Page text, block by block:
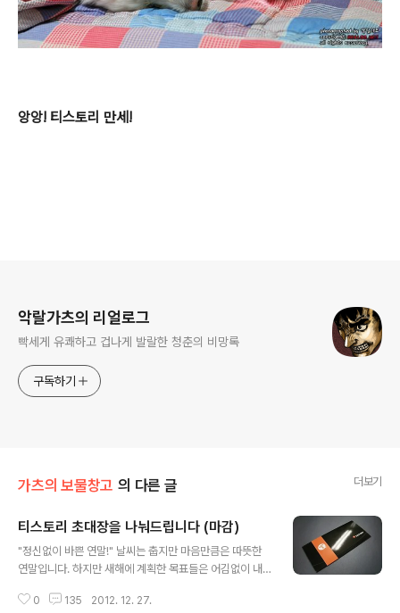
앙앙! 티스토리 만세!
악랄가츠의 리얼로그
빡세게 유쾌하고 겁나게 발랄한 청춘의 비망록
구독하기
가츠의 보물창고 의 다른 글 더보기
티스토리 초대장을 나눠드립니다 (마감)
"정신없이 바쁜 연말!" 날씨는 춥지만 마음만큼은 따뜻한
연말입니다. 하지만 새해에 계획한 목표들은 어김없이 내
않도록 주의하시고 다가오는 새해 복 많이 받으십시오! 각
0 135 2012. 12. 27.